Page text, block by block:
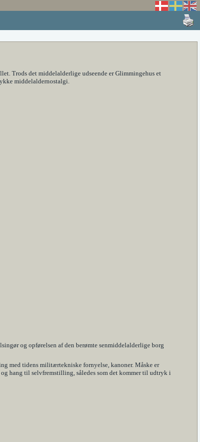
Trods det middelalderlige udseende er Glimmingehus et
middelaldernostalgi.
og opførelsen af den berømte senmiddelalderlige borg
med tidens militærtekniske fornyelse, kanoner. Måske er
hang til selvfremstilling, således som det kommer til udtryk i